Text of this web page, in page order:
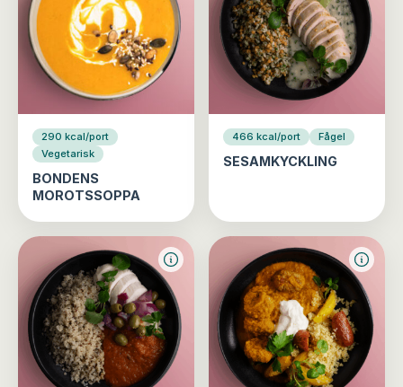
290 kcal/port
Vegetarisk
BONDENS
MOROTSSOPPA
466 kcal/port Fågel
SESAMKYCKLING